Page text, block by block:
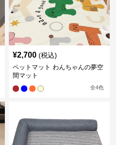
¥2,700 (税込)
ペットマット わんちゃんの夢空
間マット
全4色